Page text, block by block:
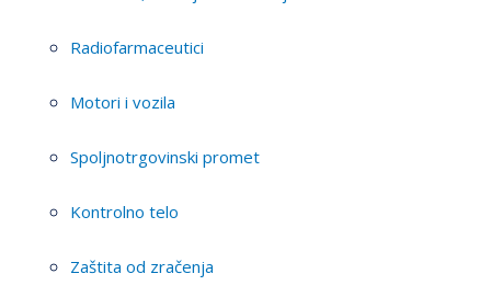
Radiofarmaceutici
Motori i vozila
Spoljnotrgovinski promet
Kontrolno telo
Zaštita od zračenja